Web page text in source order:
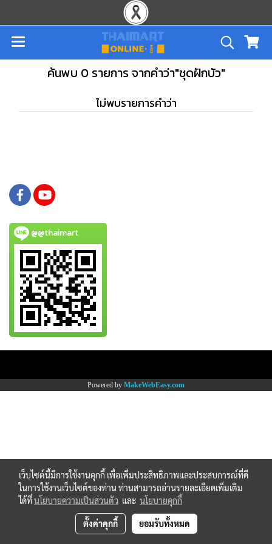
ค้นพบ 0 รายการ จากคำว่า"ชุดฝักบัว"
ไม่พบรายการคำว่า
@@thaimart
Powered by MakeWebEasy.com
เว็บไซต์นี้มีการใช้งานคุกกี้ เพื่อเพิ่มประสิทธิภาพและประสบการณ์ที่ดี
ในการใช้งานเว็บไซต์ของท่าน ท่านสามารถอ่านรายละเอียดเพิ่มเติม
ได้ที่นโยบายความเป็นส่วนตัว และ นโยบายคุกกี้
ตั้งค่าคุกกี้ ยอมรับทั้งหมด